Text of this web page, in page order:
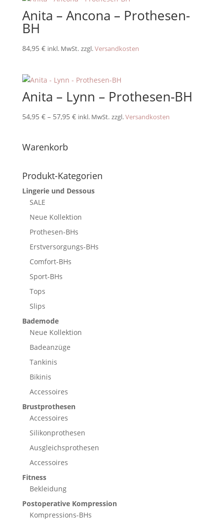
Anita – Ancona – Prothesen-
BH
84,95 € inkl. MwSt. zzgl.Versandkosten
Anita – Lynn – Prothesen-BH
54,95 €– 57,95 € inkl. MwSt. zzgl.Versandkosten
Warenkorb
Produkt-Kategorien
Lingerie und Dessous
SALE
Neue Kollektion
Prothesen-BHs
Erstversorgungs-BHs
Comfort-BHs
Sport-BHs
Tops
Slips
Bademode
Neue Kollektion
Badeanzüge
Tankinis
Bikinis
Accessoires
Brustprothesen
Accessoires
Silikonprothesen
Ausgleichsprothesen
Accessoires
Fitness
Bekleidung
Postoperative Kompression
Kompressions-BHs